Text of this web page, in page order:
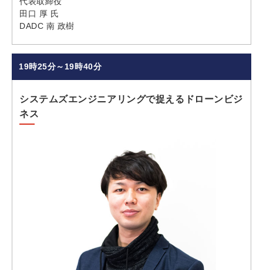
田口 厚 氏
DADC 南 政樹
19時25分～19時40分
システムズエンジニアリングで捉えるドローンビジ
ネス